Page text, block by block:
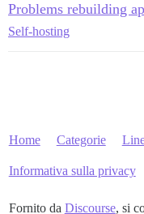
Problems rebuilding
Self-hosting
Home Categorie
Informativa sulla privacy
Fornito da Discourse, si